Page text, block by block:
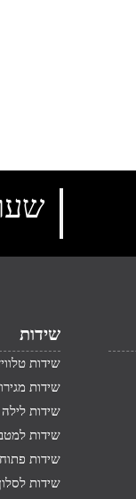
שידות
שידות
שידות
שידות לילה
שידות
שידות
שידות